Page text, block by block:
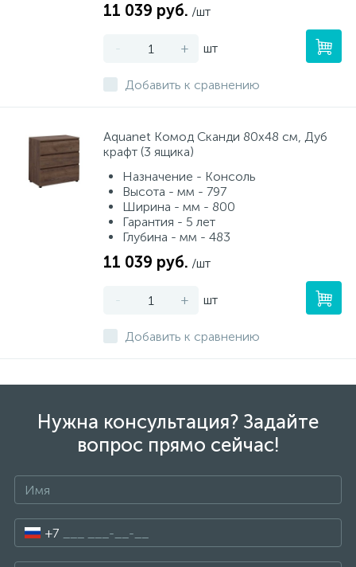
11 039 руб. /шт
- + шт
Добавить к сравнению
Aquanet Комод Сканди 80x48 см, Дуб
крафт (3 ящика)
Назначение - Консоль
Высота - мм - 797
Ширина - мм - 800
Гарантия - 5 лет
Глубина - мм - 483
11 039 руб. /шт
- + шт
Добавить к сравнению
Нужна консультация? Задайте
вопрос прямо сейчас!
+7